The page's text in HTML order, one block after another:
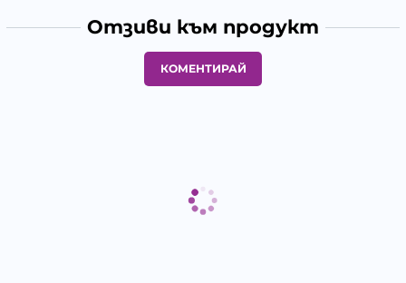
Отзиви към продукт
КОМЕНТИРАЙ